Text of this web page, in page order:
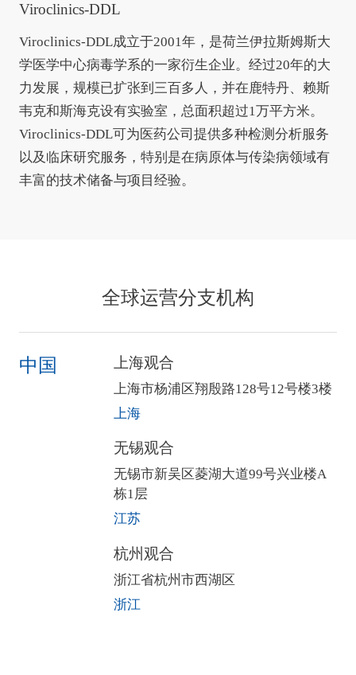
Viroclinics-DDL
Viroclinics-DDL成立于2001年，是荷兰伊拉斯姆斯大
学医学中心病毒学系的一家衍生企业。经过20年的大
力发展，规模已扩张到三百多人，并在鹿特丹、赖斯
韦克和斯海克设有实验室，总面积超过1万平方米。
Viroclinics-DDL可为医药公司提供多种检测分析服务
以及临床研究服务，特别是在病原体与传染病领域有
丰富的技术储备与项目经验。
全球运营分支机构
中国 上海观合
上海市杨浦区翔殷路128号12号楼3楼
上海
无锡观合
无锡市新吴区菱湖大道99号兴业楼A
栋1层
江苏
杭州观合
浙江省杭州市西湖区
浙江